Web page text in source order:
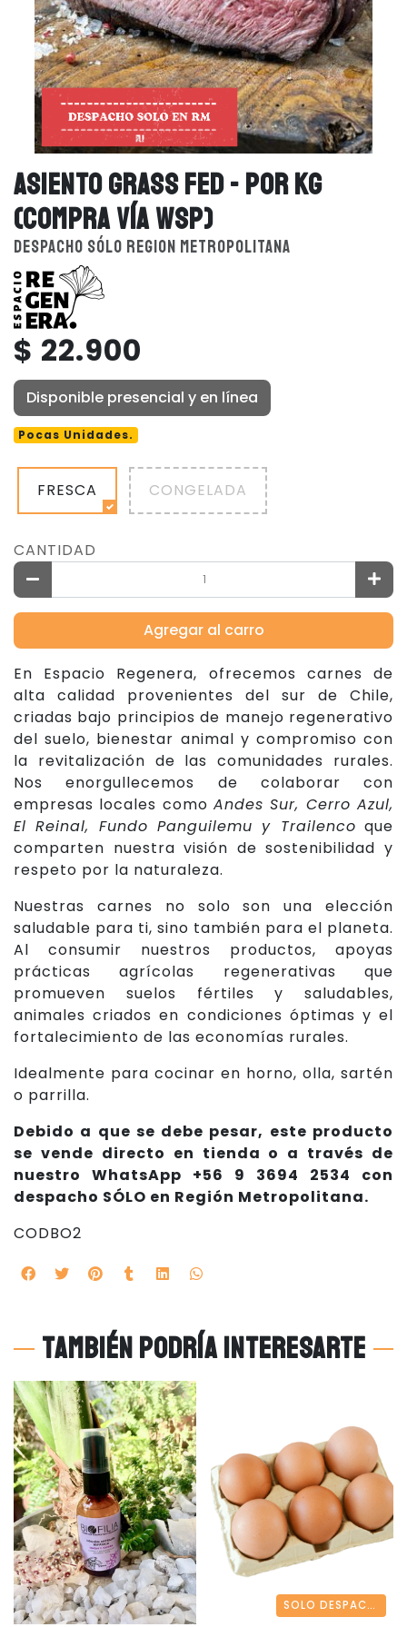
ASIENTO GRASS FED - POR KG
(COMPRA VÍA WSP)
DESPACHO SÓLO REGION METROPOLITANA
$ 22.900
Disponible presencial y en línea
Pocas Unidades.
FRESCA CONGELADA
CANTIDAD
Agregar al carro
En Espacio Regenera, ofrecemos carnes de
alta calidad provenientes del sur de Chile,
criadas bajo principios de manejo regenerativo
del suelo, bienestar animal y compromiso con
la revitalización de las comunidades rurales.
Nos enorgullecemos de colaborar con
empresas locales como Andes Sur, Cerro Azul,
El Reinal, Fundo Panguilemu y Trailenco que
comparten nuestra visión de sostenibilidad y
respeto por la naturaleza.
Nuestras carnes no solo son una elección
saludable para ti, sino también para el planeta.
Al consumir nuestros productos, apoyas
prácticas agrícolas regenerativas que
promueven suelos fértiles y saludables,
animales criados en condiciones óptimas y el
fortalecimiento de las economías rurales.
Idealmente para cocinar en horno, olla, sartén
o parrilla.
Debido a que se debe pesar, este producto
se vende directo en tienda o a través de
nuestro WhatsApp +56 9 3694 2534 con
despacho SÓLO en Región Metropolitana.
CODBO2
También podría interesarte
SOLO DESPACHO REGIÓN METROPOLITANA